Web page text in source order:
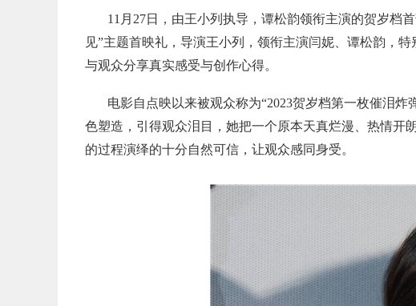
11月27日，由王小列执导，谭松韵领衔主演的贺岁档
见”主题首映礼，导演王小列，领衔主演闫妮、谭松韵，
与观众分享真实感受与创作心得。
电影自点映以来被观众称为“2023贺岁档第一枚催泪
色塑造，引得观众泪目，她把一个原本天真烂漫、热情开
的过程演绎的十分自然可信，让观众感同身受。